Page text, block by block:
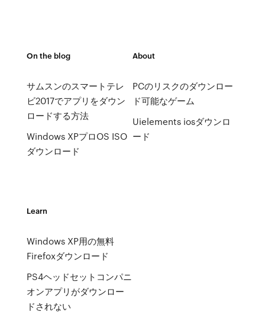
On the blog
サムスンのスマートテレ
ビ2017でアプリをダウン
ロードする方法
Windows XPプロOS ISO
ダウンロード
About
PCのリスクのダウンロー
ド可能なゲーム
Uielements iosダウンロ
ード
Learn
Windows XP用の無料
Firefoxダウンロード
PS4ヘッドセットコンパニ
オンアプリがダウンロー
ドされない